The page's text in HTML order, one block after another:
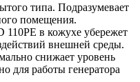
типа. Подразумевает
помещения.
в кожухе убережет
внешней среды.
снижает уровень
для работы генератора